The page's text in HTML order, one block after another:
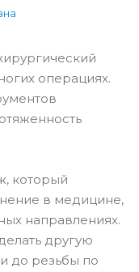
операциях.
который
в медицине,
направлениях.
другую
до резьбы по